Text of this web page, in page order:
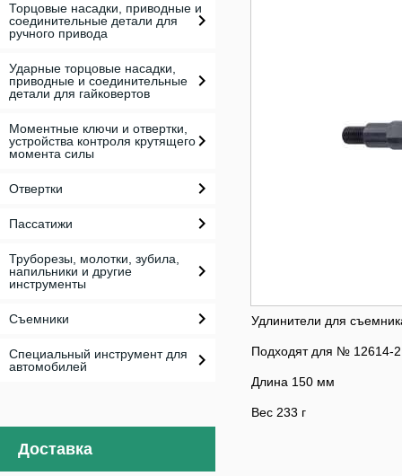
Торцовые насадки, приводные и
соединительные детали для
ручного привода
Ударные торцовые насадки,
приводные и соединительные
детали для гайковертов
Моментные ключи и отвертки,
устройства контроля крутящего
момента силы
Отвертки
Пассатижи
Труборезы, молотки, зубила,
напильники и другие
инструменты
Съемники
Специальный инструмент для
автомобилей
Доставка
Удлинители для
Подходят для № 12614-2
Длина 150 мм
Вес 233 г